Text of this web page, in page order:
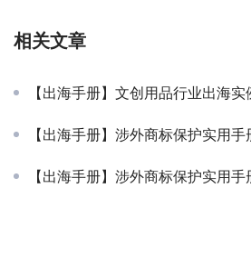
相关文章
【出海手册】文创用品行业出海
【出海手册】涉外商标保护实用手册